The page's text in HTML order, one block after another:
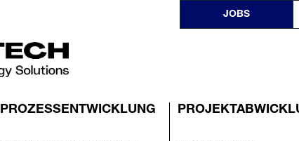
JOBS
PROZESSENTWICKLUNG